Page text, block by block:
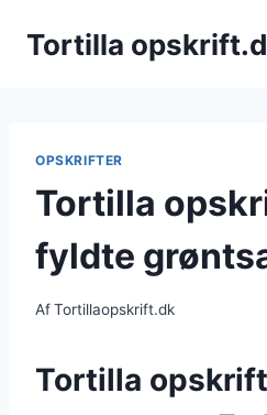
Tortilla
OPSKRIFTER
Tortilla
fyldte
AfTortillaopskrift.dk
Tortilla